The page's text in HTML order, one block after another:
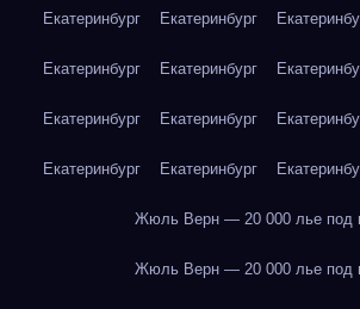
Екатеринбург Екатеринбург
Екатеринбург Екатеринбург
Екатеринбург Екатеринбург
Екатеринбург Екатеринбург
Жюль Верн — 20 000 лье под
Жюль Верн — 20 000 лье под